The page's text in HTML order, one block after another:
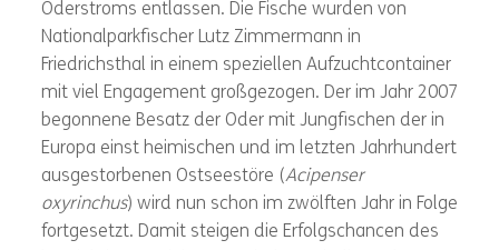
Oderstroms entlassen. Die Fische wurden von
Nationalparkfischer Lutz Zimmermann in
Friedrichsthal in einem speziellen Aufzuchtcontainer
mit viel Engagement großgezogen. Der im Jahr 2007
begonnene Besatz der Oder mit Jungfischen der in
Europa einst heimischen und im letzten Jahrhundert
ausgestorbenen Ostseestöre (Acipenser
oxyrinchus) wird nun schon im zwölften Jahr in Folge
fortgesetzt. Damit steigen die Erfolgschancen des